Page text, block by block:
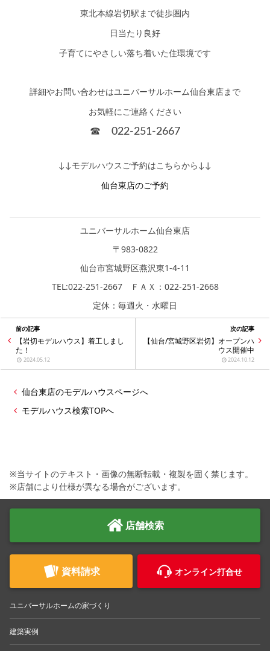
東北本線岩切駅まで徒歩圏内
日当たり良好
子育てにやさしい落ち着いた住環境です
詳細やお問い合わせはユニバーサルホーム仙台東店まで
お気軽にご連絡ください
☎ 022-251-2667
↓↓モデルハウスご予約はこちらから↓↓
仙台東店のご予約
ユニバーサルホーム仙台東店
〒983-0822
仙台市宮城野区燕沢東1-4-11
TEL:022-251-2667 ＦＡＸ：022‐251‐2668
定休：毎週火・水曜日
前の記事
【岩切モデルハウス】着工しまし
た！
2024.05.12
次の記事
【仙台/宮城野区岩切】オープンハ
ウス開催中
2024.10.12
仙台東店のモデルハウスページへ
モデルハウス検索TOPへ
※当サイトのテキスト・画像の無断転載・複製を固く禁じます。
※店舗により仕様が異なる場合がございます。
店舗検索
資料請求 オンライン打合せ
ユニバーサルホームの家づくり
建築実例